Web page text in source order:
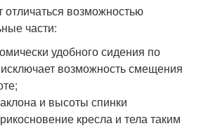
отличаться возможностью
части:
удобного сидения по
возможность смещения
и высоты спинки
кресла и тела таким